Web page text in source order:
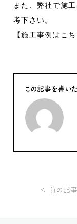
また、弊社で施
考下さい。
【施工事例はこち
この記事を書い
＜ 前の記